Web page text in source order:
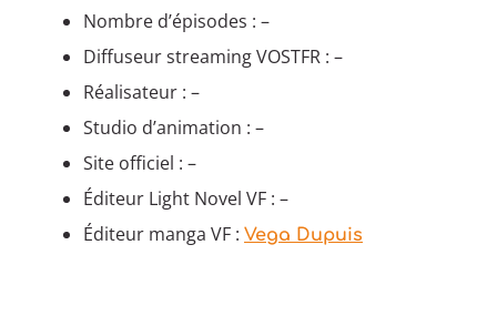
Nombre d’épisodes : –
Diffuseur streaming VOSTFR : –
Réalisateur : –
Studio d’animation : –
Site officiel : –
Éditeur Light Novel VF : –
Éditeur manga VF : Vega Dupuis